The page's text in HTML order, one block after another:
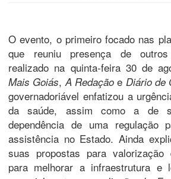
O evento, o primeiro focado nas
que reuniu presença de
realizado na quinta-feira 30 de
Mais Goiás, A Redaçãoe Diário de
governadoriável enfatizou a
da saúde, assim como a de
dependência de uma regulação
assistência no Estado. Ainda
suas propostas para
para melhorar a infraestrutura e